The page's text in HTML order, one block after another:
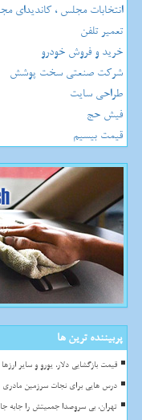
انتخابات مجلس ، کاندیدای
تعمیر تلفن
خرید و فروش خودرو
شرکت صنعتی سخت پوشش
طراحی سایت
فیش حج
قیمت بیسیم
پربیننده ترین ها
قیمت بازگشایی دلار، یورو و سایر ارزها امروز ۱۳ خرداد ۱۴۰۵ به
درس هایی برای نجات سرزمین مادری
تهران، بی سروصدا جمعیتش را جابه